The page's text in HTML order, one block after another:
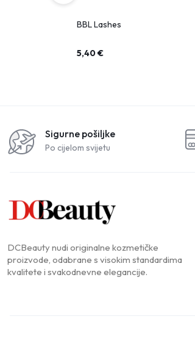
BBL Lashes
5,40€
Sigurne pošiljke
Po cijelom svijetu
DCBeauty nudi originalne kozmetičke
proizvode, odabrane s visokim standardima
kvalitete i svakodnevne elegancije.